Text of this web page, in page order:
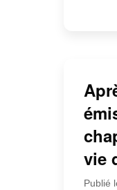
vie
Publié